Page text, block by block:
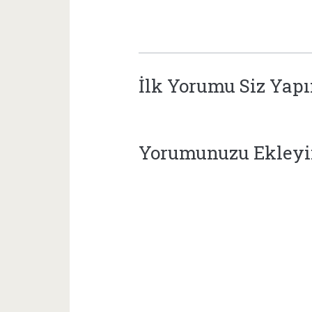
İlk Yorumu Siz
Yorumunuzu